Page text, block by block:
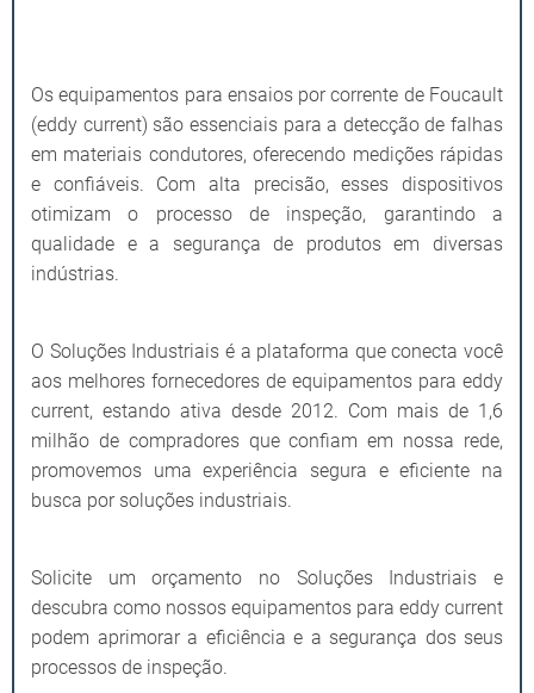
Os equipamentos para ensaios por corrente de Foucault
(eddy current) são essenciais para a detecção de falhas
em materiais condutores, oferecendo medições rápidas
e confiáveis. Com alta precisão, esses dispositivos
otimizam o processo de inspeção, garantindo a
qualidade e a segurança de produtos em diversas
indústrias.
O Soluções Industriais é a plataforma que conecta você
aos melhores fornecedores de equipamentos para eddy
current, estando ativa desde 2012. Com mais de 1,6
milhão de compradores que confiam em nossa rede,
promovemos uma experiência segura e eficiente na
busca por soluções industriais.
Solicite um orçamento no Soluções Industriais e
descubra como nossos equipamentos para eddy current
podem aprimorar a eficiência e a segurança dos seus
processos de inspeção.